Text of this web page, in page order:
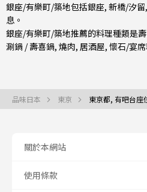
銀座/有樂町/築地包括銀座, 新橋/汐留,
息。
銀座/有樂町/築地推薦的料理種類是
涮鍋 / 壽喜鍋, 燒肉, 居酒屋, 懷石/宴席
品味日本 東京 東京都, 有吧台座
關於本網站
使用條款